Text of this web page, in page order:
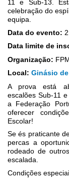
11 e Sub-13.
celebração do
equipa.
Data do evento:
Data limite de
Organização:
Local: Ginásio
A prova está
escalões Sub-11
a Federação
oferecer
Escolar!
Se és praticante
percas a
rodeado de
escalada.
Condições